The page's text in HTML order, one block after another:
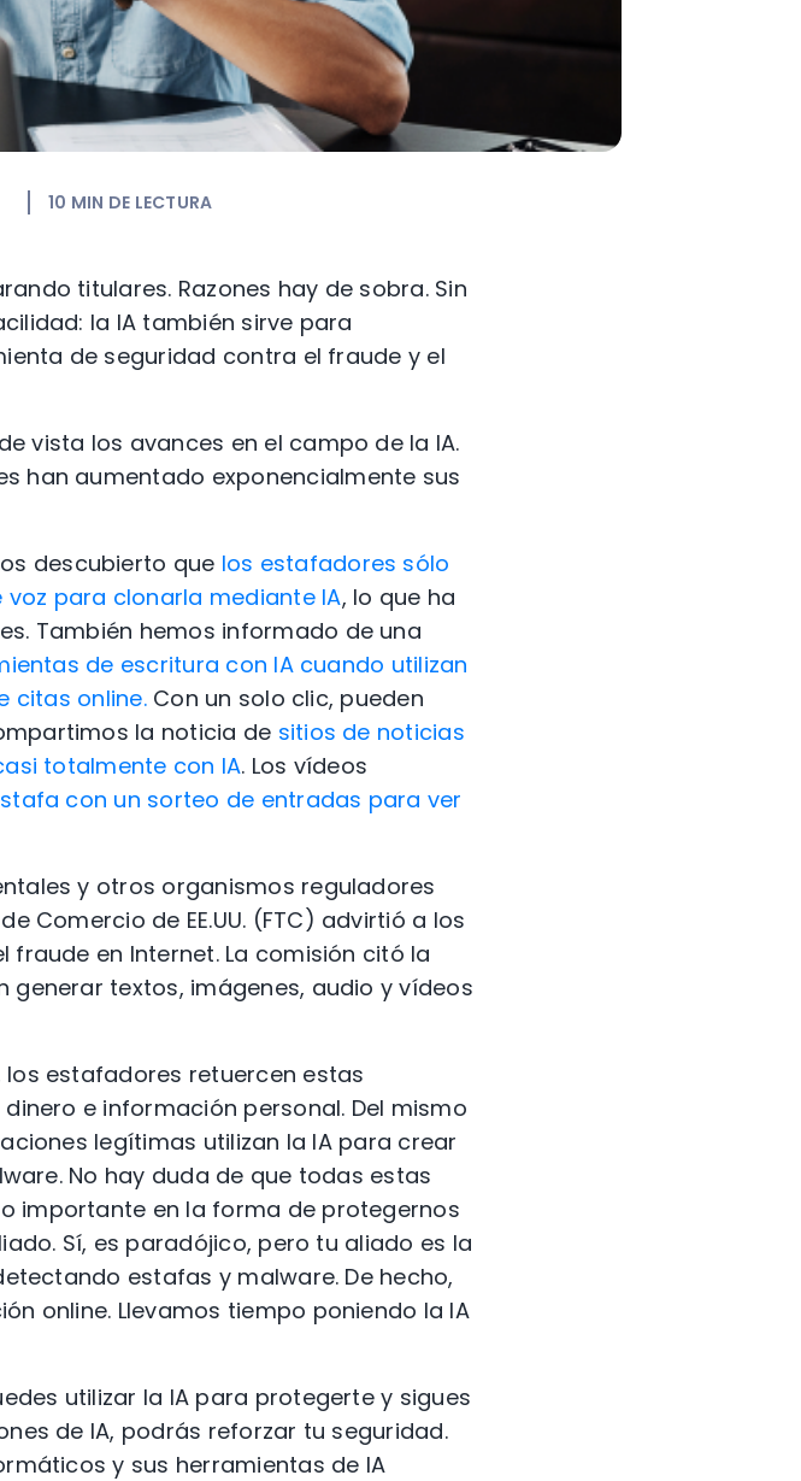
10 MIN DE LECTURA
titulares. Razones hay de sobra. Sin
la IA también sirve para
de seguridad contra el fraude y el
vista los avances en el campo de la IA.
han aumentado exponencialmente sus
descubierto que los estafadores sólo
para clonarla mediante IA, lo que ha
También hemos informado de una
de escritura con IA cuando utilizan
citas online.Con un solo clic, pueden
la noticia de sitios de noticias
totalmente con IA. Los vídeos
con un sorteo de entradas para ver
y otros organismos reguladores
Comercio de EE.UU. (FTC) advirtió a los
fraude en Internet. La comisión citó la
textos, imágenes, audio y vídeos
estafadores retuercen estas
e información personal. Del mismo
legítimas utilizan la IA para crear
No hay duda de que todas estas
importante en la forma de protegernos
Sí, es paradójico, pero tu aliado es la
estafas y malware. De hecho,
online. Llevamos tiempo poniendo la IA
utilizar la IA para protegerte y sigues
de IA, podrás reforzar tu seguridad.
y sus herramientas de IA